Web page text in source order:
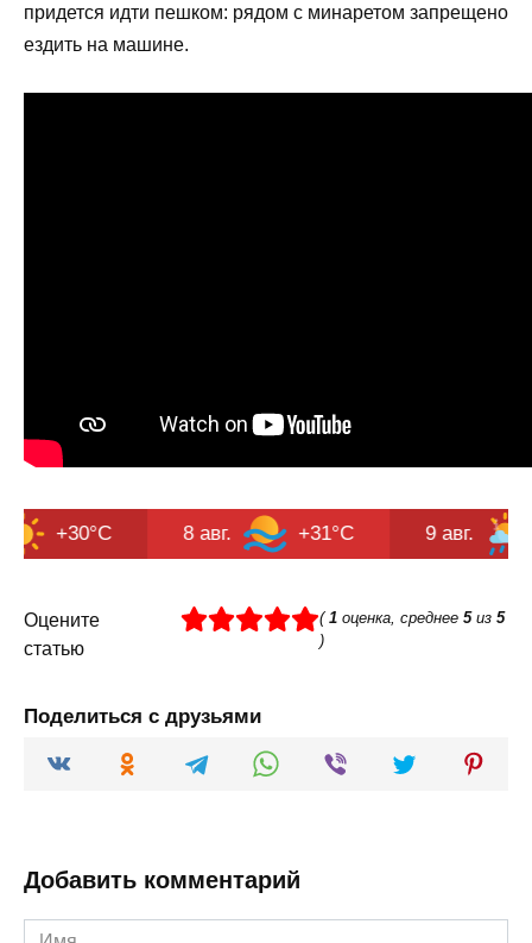
придется идти пешком: рядом с минаретом запрещено
ездить на машине.
+30°C +31°C
Оцените
статью
(1оценка, среднее 5из 5
)
Поделиться с друзьями
Добавить комментарий
Имя